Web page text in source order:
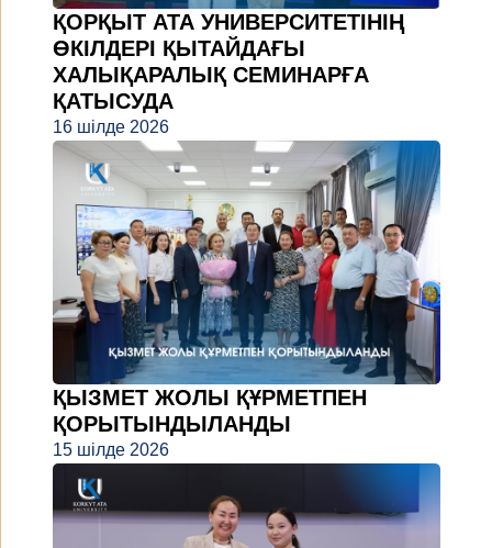
ҚОРҚЫТ АТА УНИВЕРСИТЕТІНІҢ
ӨКІЛДЕРІ ҚЫТАЙДАҒЫ
ХАЛЫҚАРАЛЫҚ СЕМИНАРҒА
ҚАТЫСУДА
16 шілде 2026
ҚЫЗМЕТ ЖОЛЫ ҚҰРМЕТПЕН
ҚОРЫТЫНДЫЛАНДЫ
15 шілде 2026